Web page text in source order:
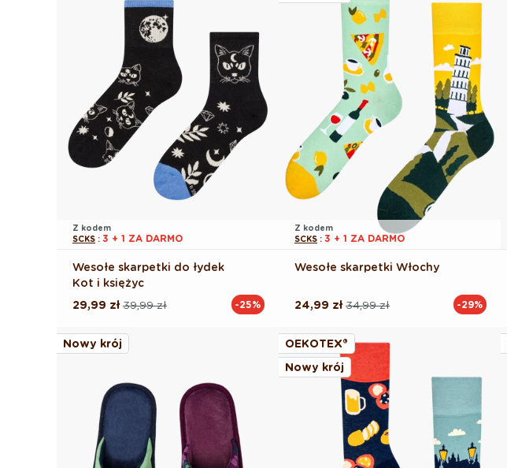
Z kodem
SCKS : 3 + 1 ZA DARMO
Wesołe skarpetki do łydek
Kot i księżyc
Cena
39,99 zł
Cena
29,99 zł -25%
Z kodem
SCKS : 3 + 1 ZA DARMO
Wesołe skarpetki Włochy
Cena
34,99 zł
Cena
24,99 zł -29%
Nowy krój
OEKOTEX®
Nowy krój